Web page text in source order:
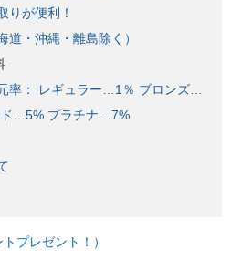
りが便利！
・沖縄・離島除く）
率： レギュラー…1％ ブロンズ…
…5% プラチナ…7%
プレゼント！）